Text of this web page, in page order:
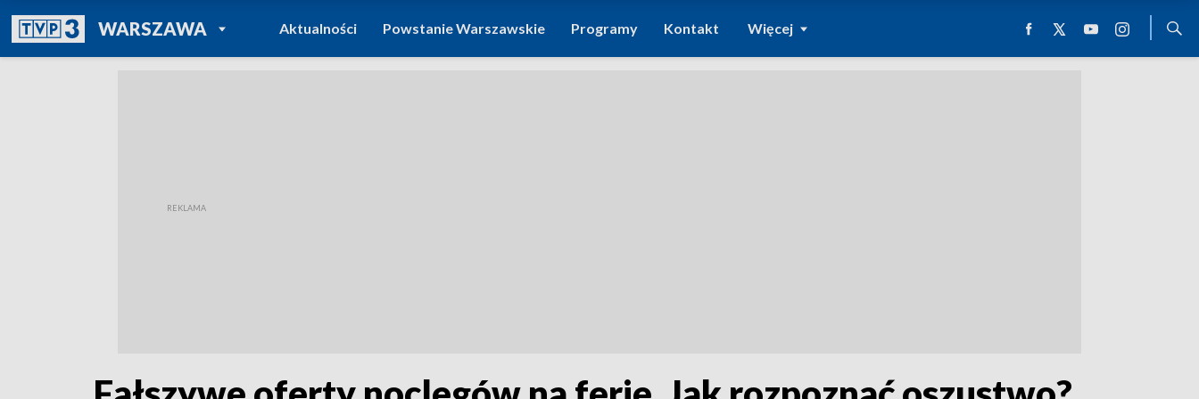
WARSZAWAPOWRÓT DO
TVP REGIONY
Aktualności Powstanie Warszawskie Programy Kontakt Więcej